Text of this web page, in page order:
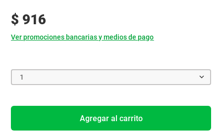
$ 916
Ver promociones bancarias y medios de pago
1
Agregar al carrito